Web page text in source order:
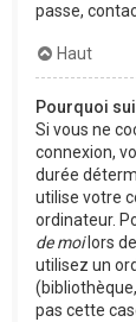
passe,
Haut
Pourquoi
Si vous ne
connexion,
durée
utilise votre
ordinateur.
de moilors
utilisez un
pas cette